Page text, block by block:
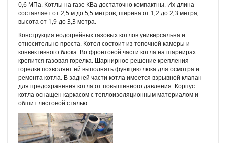
Монтаж модульных котельных
ООО Модульные котельные
Паровая котельная модульная
Проект модульной котельной
Проектирование блочно-модульных котельных
Производственный котел
Производство блочно-модульных котельных
Производство модульных котельных
Стоимость блочно-модульной котельной
Строительство блочно-модульных котельных
Строительство модульных котельных
Эксплуатация модульных газовых котельных
Эксплуатация модульных котельных
0,6 МПа. Котлы на газе КВа достаточно компактны. Их длина
составляет от 2,5 м до 5,5 метров, ширина от 1,2 до 2,3 метра,
высота от 1,9 до 3,3 метра.
Конструкция водогрейных газовых котлов универсальна и
относительно проста. Котел состоит из топочной камеры и
конвективного блока. Во фронтовой части котла на шарнирах
крепится газовая горелка. Шарнирное решение крепления
горелки позволяет ей выполнять функцию люка для осмотра и
ремонта котла. В задней части котла имеется взрывной клапан
для предохранения котла от повышенного давления. Корпус
котла оснащен каркасом с теплоизоляционным материалом и
обшит листовой сталью.